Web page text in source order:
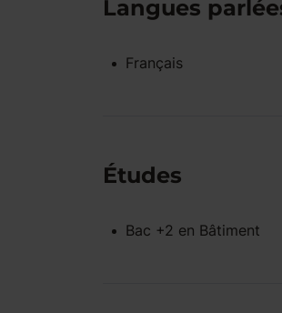
Langues
Français
Études
Bac +2 en Bâtiment